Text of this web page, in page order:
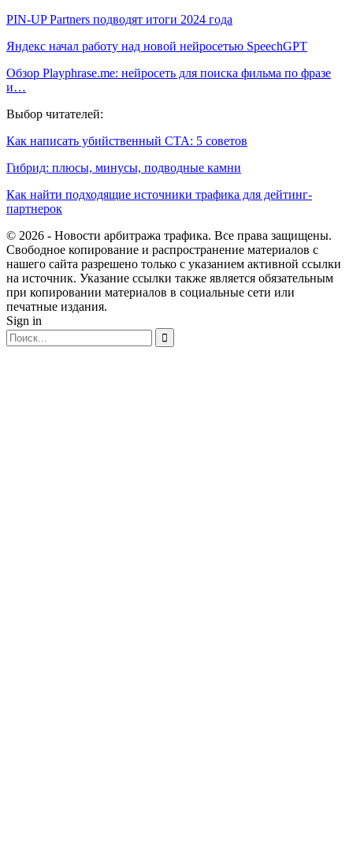
PIN-UP Partners подводят итоги 2024 года
Яндекс начал работу над новой нейросетью SpeechGPT
Обзор Playphrase.me: нейросеть для поиска фильма по фразе
и…
Выбор читателей:
Как написать убийственный CTA: 5 советов
Гибрид: плюсы, минусы, подводные камни
Как найти подходящие источники трафика для дейтинг-
партнерок
© 2026 - Новости арбитража трафика. Все права защищены.
Свободное копирование и распространение материалов с
нашего сайта разрешено только с указанием активной ссылки
на источник. Указание ссылки также является обязательным
при копировании материалов в социальные сети или
печатные издания.
Sign in